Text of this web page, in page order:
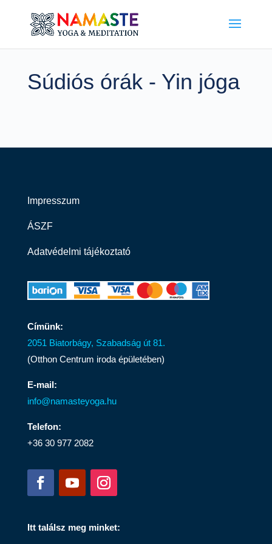
Súdiós órák - Yin jóga
Impresszum
ÁSZF
Adatvédelmi tájékoztató
Címünk:
2051 Biatorbágy, Szabadság út 81.
(Otthon Centrum iroda épületében)
E-mail:
info@namasteyoga.hu
Telefon:
+36 30 977 2082
Itt találsz meg minket: